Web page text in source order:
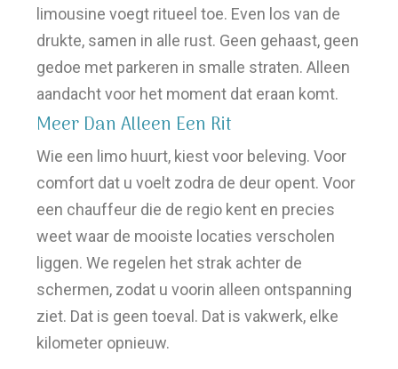
limousine voegt ritueel toe. Even los van de
drukte, samen in alle rust. Geen gehaast, geen
gedoe met parkeren in smalle straten. Alleen
aandacht voor het moment dat eraan komt.
Meer Dan Alleen Een Rit
Wie een limo huurt, kiest voor beleving. Voor
comfort dat u voelt zodra de deur opent. Voor
een chauffeur die de regio kent en precies
weet waar de mooiste locaties verscholen
liggen. We regelen het strak achter de
schermen, zodat u voorin alleen ontspanning
ziet. Dat is geen toeval. Dat is vakwerk, elke
kilometer opnieuw.